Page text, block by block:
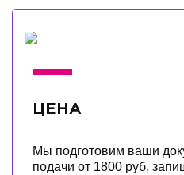
ЦЕНА
Мы подготовим ваши
подачи от 1800 руб,